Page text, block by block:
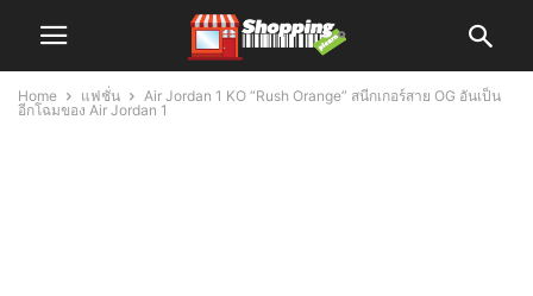
Home แฟชั่น
Air Jordan 1 KO “Rush Orange” สนีกเกอร์สาย OG อันเป็น
อีกโฉมของ Air Jordan 1